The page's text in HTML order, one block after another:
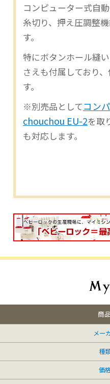
コンピューター式自
糸切り、押え圧調整
す。
特にボタンホール縫
さえも付属しており
す。
※別売品としてコン
chouchou EU-2を取
も対応します。
商
メー
種
価